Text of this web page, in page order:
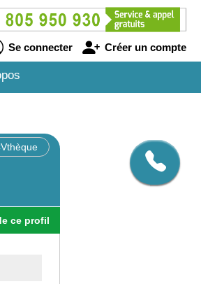
Se connecter Créer un compte
ce profil